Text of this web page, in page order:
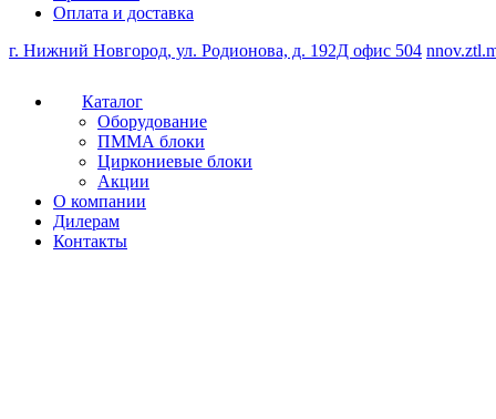
Оплата и доставка
г. Нижний Новгород, ул. Родионова, д. 192Д офис 504
Каталог
Оборудование
ПММА блоки
Циркониевые блоки
Акции
О компании
Дилерам
Контакты